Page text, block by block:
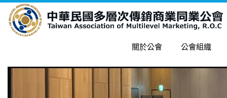
關於公會 公會組織